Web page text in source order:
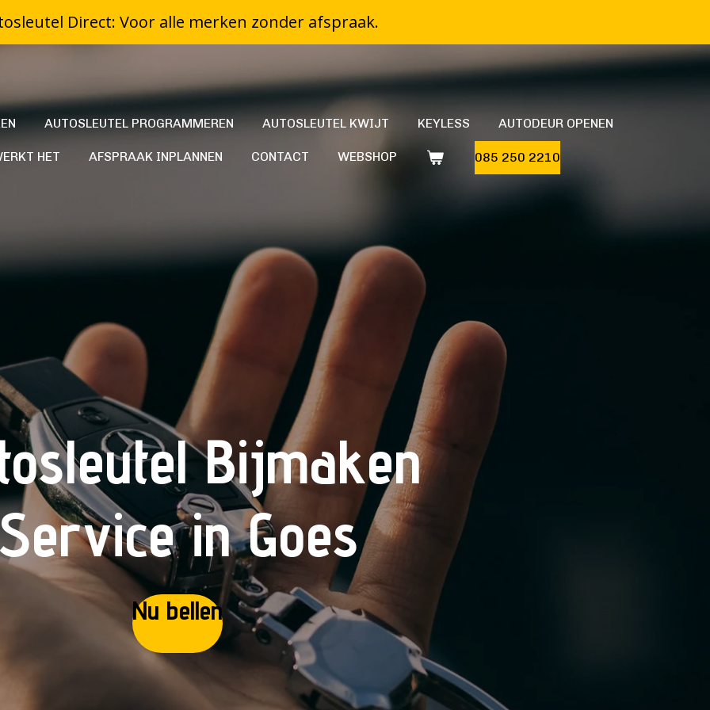
Direct: Voor alle merken zonder afspraak.
AUTOSLEUTEL PROGRAMMEREN AUTOSLEUTEL KWIJT KEYLESS AUTODEUR OPENEN
HET AFSPRAAK INPLANNEN CONTACT WEBSHOP 085 250 2210
Bijmaken
in Goes
Nu bellen